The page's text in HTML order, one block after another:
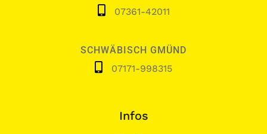
07361-42011
SCHWÄBISCH GMÜND
07171-998315
Infos